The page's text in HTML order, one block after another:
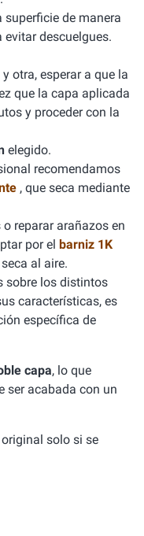
superficie de manera
descuelgues.
otra, esperar a que la
que la capa aplicada
y proceder con la
elegido.
recomendamos
, que seca mediante
reparar arañazos en
por el barniz 1K
al aire.
sobre los distintos
características, es
específica de
capa, lo que
ser acabada con un
solo si se